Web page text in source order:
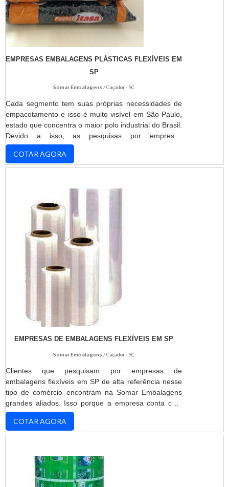
EMPRESAS EMBALAGENS PLÁSTICAS FLEXÍVEIS EM
SP
Somar Embalagens / Caçador - SC
Cada segmento tem suas próprias necessidades de
empacotamento e isso é muito visível em São Paulo,
estado que concentra o maior polo industrial do Brasil.
Devido a isso, as pesquisas por empresas
embalagens plásticas flexíveis em SP que
desenvolvam projetos personalizados é muito
comum.DETALHES IMPORTANTES SOBRE O
primordiais fatores como atoxidade, alta resistência e
praticidade de manuseio, os ...
COTAR AGORA
EMPRESAS DE EMBALAGENS FLEXÍVEIS EM SP
Somar Embalagens / Caçador - SC
Clientes que pesquisam por empresas de
embalagens flexíveis em SP de alta referência nesse
tipo de comércio encontram na Somar Embalagens
grandes aliados. Isso porque a empresa conta com
um corpo técnico com mais de 20 anos de
experiência no segmento, realizando projetos
personalizados de alta qualidade. DETALHES
orçamento com a Somar, o cliente dispõe de um
atendimento singular, realizado c...
COTAR AGORA